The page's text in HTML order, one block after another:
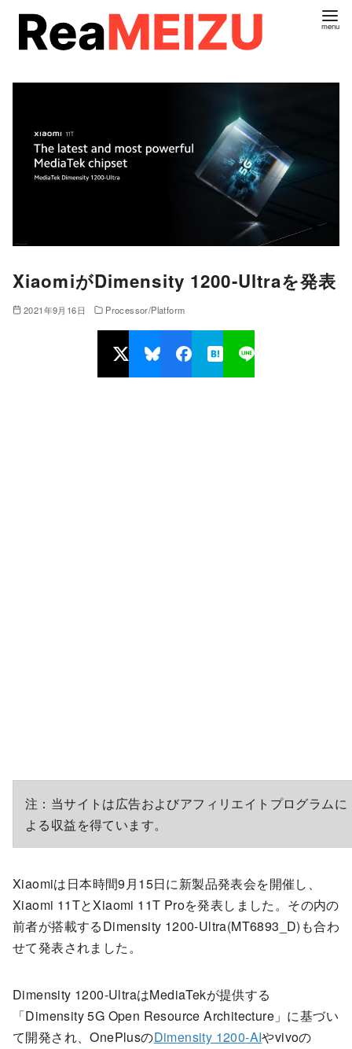
XiaomiがDimensity 1200-Ultraを発表
2021年9月16日 Processor/Platform
注：当サイトは広告およびアフィリエイトプログラムに
よる収益を得ています。
Xiaomiは日本時間9月15日に新製品発表会を開催し、
Xiaomi 11TとXiaomi 11T Proを発表しました。その内の
前者が搭載するDimensity 1200-Ultra(MT6893_D)も合わ
せて発表されました。
Dimensity 1200-UltraはMediaTekが提供する
「Dimensity 5G Open Resource Architecture」に基づい
て開発され、OnePlusのDimensity 1200-AIやvivoの